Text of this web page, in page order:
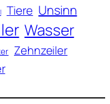
Tiere Unsinn
Wasser
Zehnzeiler